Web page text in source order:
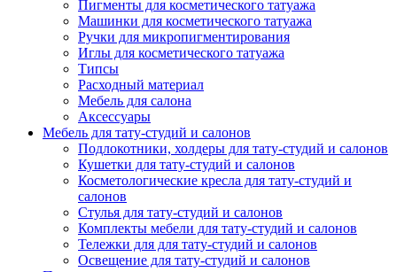
Пигменты для косметического татуажа
Машинки для косметического татуажа
Ручки для микропигментирования
Иглы для косметического татуажа
Типсы
Расходный материал
Мебель для салона
Аксессуары
Мебель для тату-студий и салонов
Подлокотники, холдеры для тату-студий и салонов
Кушетки для тату-студий и салонов
Косметологические кресла для тату-студий и
салонов
Стулья для тату-студий и салонов
Комплекты мебели для тату-студий и салонов
Тележки для для тату-студий и салонов
Освещение для тату-студий и салонов